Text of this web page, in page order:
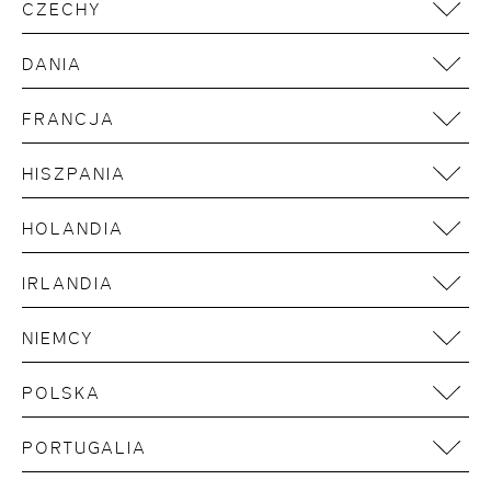
Linz
Salzburg
CZECHY
DANIA
FRANCJA
HISZPANIA
HOLANDIA
IRLANDIA
NIEMCY
Bonn
Bremen
POLSKA
PORTUGALIA